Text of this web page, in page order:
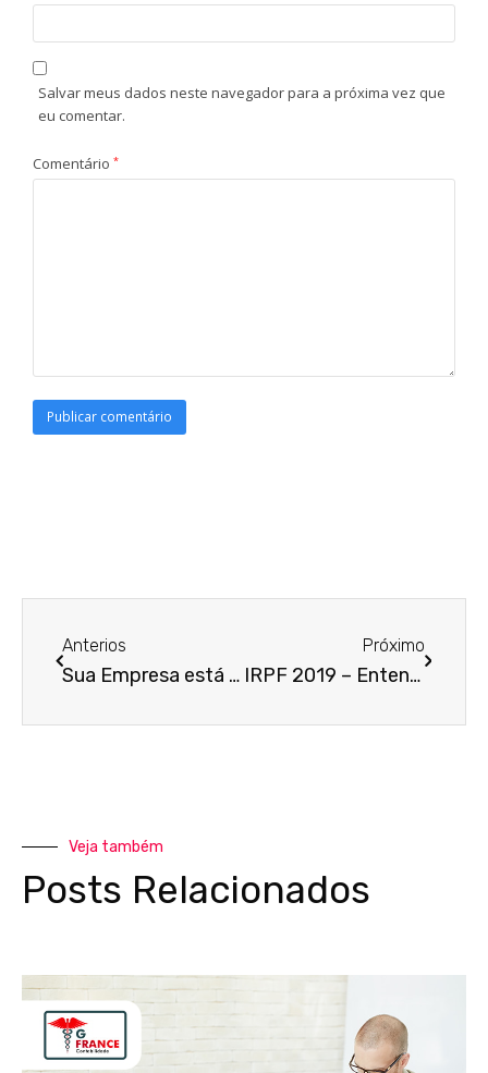
Salvar meus dados neste navegador para a próxima vez que
eu comentar.
Comentário *
Anterios
Sua Empresa está pronta para 2019?
Próximo
IRPF 2019 – Entenda como realizar a declaração!
Veja também
Posts Relacionados